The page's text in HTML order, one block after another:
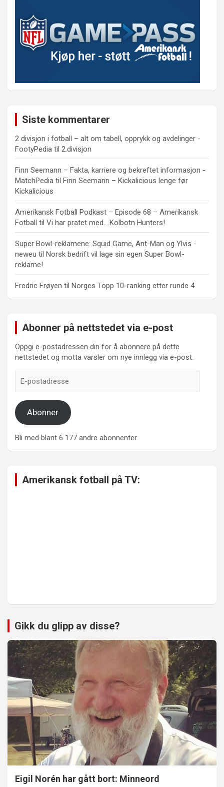
Siste kommentarer
2 divisjon i fotball – alt om tabell, opprykk og avdelinger -
FootyPedia til 2.divisjon
Finn Seemann – Fakta, karriere og bekreftet informasjon -
MatchPedia til Finn Seemann – Kickalicious lenge før
Kickalicious
Amerikansk Fotball Podkast – Episode 68 – Amerikansk
Fotball til Vi har pratet med….Kolbotn Hunters!
Super Bowl-reklamene: Squid Game, Ant-Man og Ylvis -
neweu til Norsk bedrift vil lage sin egen Super Bowl-
reklame!
Fredric Frøyen til Norges Topp 10-ranking etter runde 4
Abonner på nettstedet via e-post
Oppgi e-postadressen din for å abonnere på dette
nettstedet og motta varsler om nye innlegg via e-post.
postadresse
Abonner
Bli med blant 6 177 andre abonnenter
Amerikansk fotball på TV:
Gikk du glipp av disse?
Eigil Norén har gått bort: Minneord